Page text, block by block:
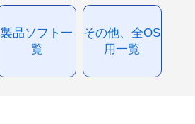
製品ソフト一
覧
その他、全OS
用一覧